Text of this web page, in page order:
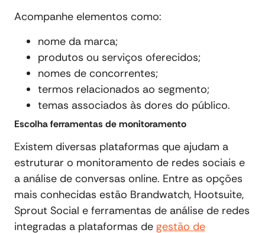
Acompanhe elementos como:
nome da marca;
produtos ou serviços oferecidos;
nomes de concorrentes;
termos relacionados ao segmento;
temas associados às dores do público.
Escolha ferramentas de monitoramento
Existem diversas plataformas que ajudam a
estruturar o monitoramento de redes sociais e
a análise de conversas online. Entre as opções
mais conhecidas estão Brandwatch, Hootsuite,
Sprout Social e ferramentas de análise de redes
integradas a plataformas de gestão de